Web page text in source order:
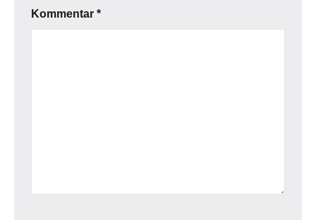
Kommentar *